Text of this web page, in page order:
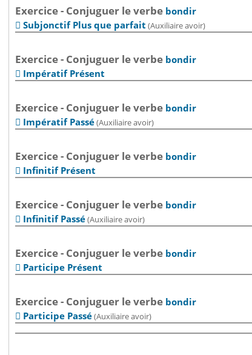
Exercice - Conjuguer le verbe bondir
Subjonctif Plus que parfait (Auxiliaire avoir)
Exercice - Conjuguer le verbe bondir
 Impératif Présent
Exercice - Conjuguer le verbe bondir
 Impératif Passé(Auxiliaire avoir)
Exercice - Conjuguer le verbe bondir
 Infinitif Présent
Exercice - Conjuguer le verbe bondir
 Infinitif Passé(Auxiliaire avoir)
Exercice - Conjuguer le verbe bondir
 Participe Présent
Exercice - Conjuguer le verbe bondir
 Participe Passé(Auxiliaire avoir)